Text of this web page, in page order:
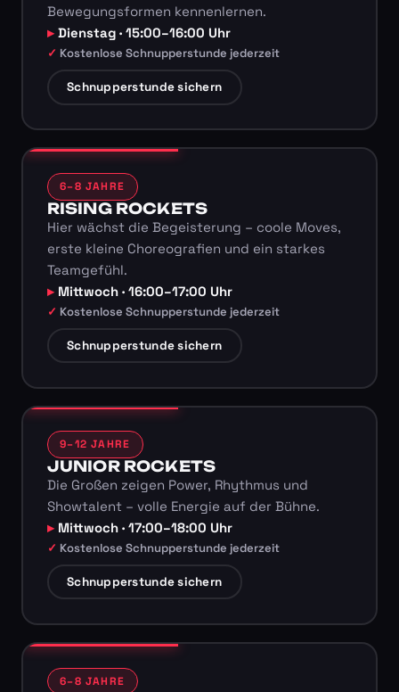
Bewegungsformen kennenlernen.
Dienstag · 15:00–16:00 Uhr
Kostenlose Schnupperstunde jederzeit
Schnupperstunde sichern
6–8 JAHRE
RISING ROCKETS
Hier wächst die Begeisterung – coole Moves,
erste kleine Choreografien und ein starkes
Teamgefühl.
Mittwoch · 16:00–17:00 Uhr
Kostenlose Schnupperstunde jederzeit
Schnupperstunde sichern
9–12 JAHRE
JUNIOR ROCKETS
Die Großen zeigen Power, Rhythmus und
Showtalent – volle Energie auf der Bühne.
Mittwoch · 17:00–18:00 Uhr
Kostenlose Schnupperstunde jederzeit
Schnupperstunde sichern
6–8 JAHRE